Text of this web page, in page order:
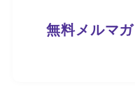
無料メルマガ